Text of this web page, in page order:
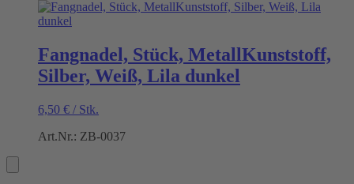
Fangnadel, Stück, MetallKunststoff,
Silber, Weiß, Lila dunkel
6,50 € / Stk.
Art.Nr.: ZB-0037